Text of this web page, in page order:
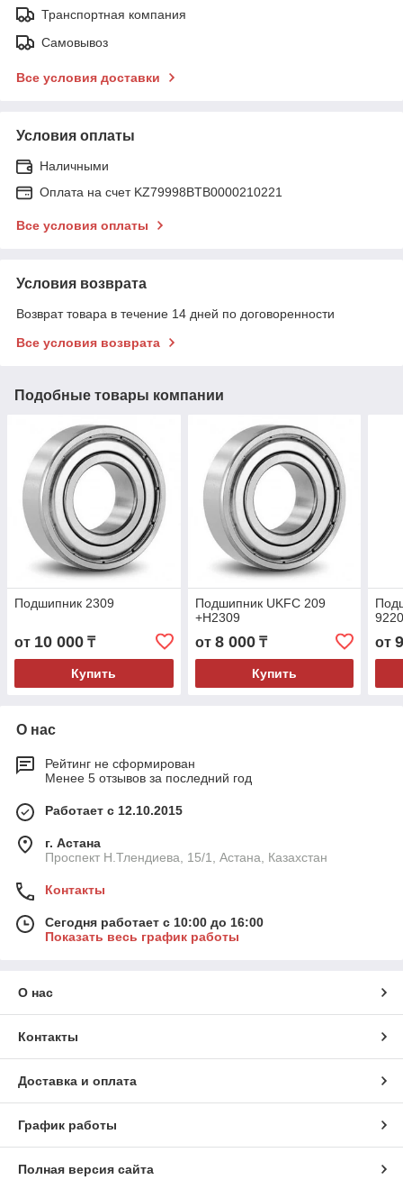
Транспортная компания
Самовывоз
Все условия доставки
Условия оплаты
Наличными
Оплата на счет KZ79998BTB0000210221
Все условия оплаты
Условия возврата
Возврат товара в течение 14 дней по договоренности
Все условия возврата
Подобные товары компании
Подшипник 2309
от 10 000 ₸
Купить
Подшипник UKFC 209
+H2309
от 8 000₸
Купить
от
О нас
Рейтинг не сформирован
Менее 5 отзывов за последний год
Работает с 12.10.2015
г. Астана
Проспект Н.Тлендиева, 15/1, Астана, Казахстан
Контакты
Сегодня работает с 10:00 до 16:00
Показать весь график работы
О нас
Контакты
Доставка и оплата
График работы
Полная версия сайта